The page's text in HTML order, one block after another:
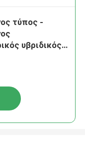
τύπος -
υβριδικός